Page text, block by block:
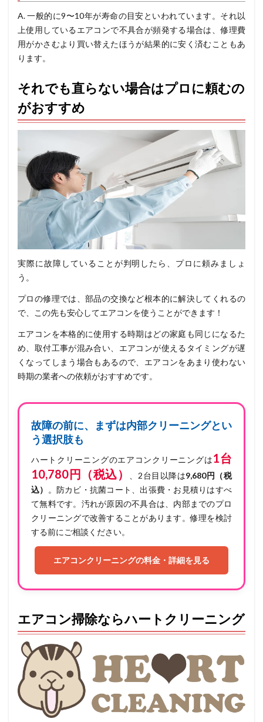
A. 一般的に9〜10年が寿命の目安といわれています。それ以
上使用しているエアコンで不具合が頻発する場合は、修理費
用がかさむより買い替えたほうが結果的に安く済むこともあ
ります。
それでも直らない場合はプロに頼むの
がおすすめ
実際に故障していることが判明したら、プロに頼みましょ
う。
プロの修理では、部品の交換など根本的に解決してくれるの
で、この先も安心してエアコンを使うことができます！
エアコンを本格的に使用する時期はどの家庭も同じになるた
め、取付工事が混み合い、エアコンが使えるタイミングが遅
くなってしまう場合もあるので、エアコンをあまり使わない
時期の業者への依頼がおすすめです。
故障の前に、まずは内部クリーニングとい
う選択肢も
ハートクリーニングのエアコンクリーニングは1台
10,780円（税込）
、2台目以降は9,680円（税
込）
。防カビ・抗菌コート、出張費・お見積りはすべ
て無料です。汚れが原因の不具合は、内部までのプロ
クリーニングで改善することがあります。修理を検討
する前にご相談ください。
エアコンクリーニングの料金・詳細を見る
エアコン掃除ならハートクリーニング